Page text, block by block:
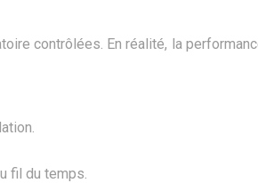
contrôlées. En réalité, la
fil du temps.